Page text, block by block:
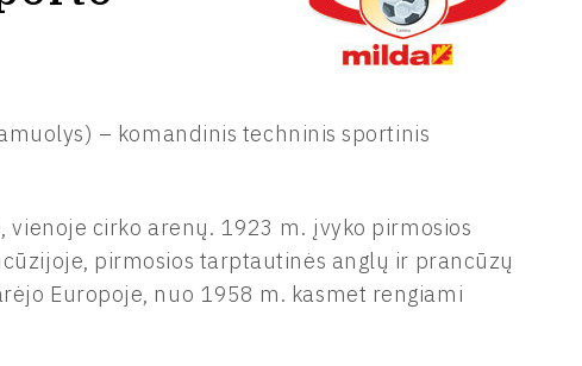
– komandinis techninis sportinis
vienoje cirko arenų. 1923 m. įvyko pirmosios
pirmosios tarptautinės anglų ir prancūzų
Europoje, nuo 1958 m. kasmet rengiami